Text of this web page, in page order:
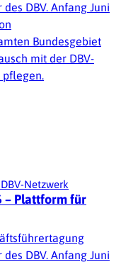
DBV. Anfang Juni
Bundesgebiet
mit der DBV-
pflegen.
DBV-Netzwerk
– Plattform für
DBV. Anfang Juni